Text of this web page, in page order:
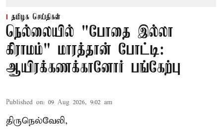
தமிழக செய்திகள்
நெல்லையில் "போதை இல்லா
கிராமம்" மாரத்தான் போட்டி:
ஆயிரக்கணக்கானோர் பங்கேற்பு
Published on: 09 Aug 2026, 9:02 am
திருநெல்வேலி,